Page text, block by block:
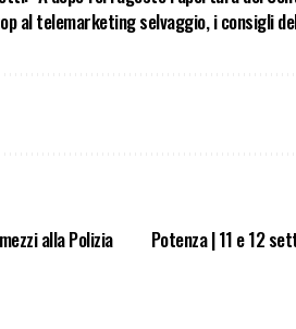
al telemarketing selvaggio, i consigli
alla Polizia
Potenza | 11 e 12